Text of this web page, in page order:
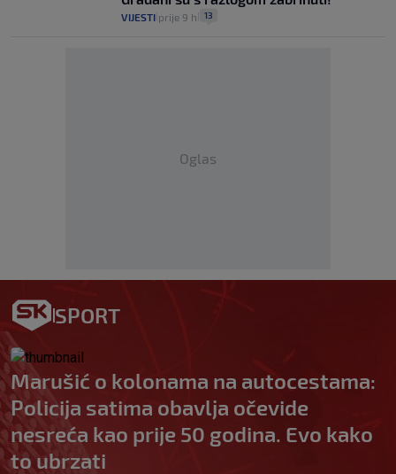
VIJESTI prije 9 h 13
Oglas
SPORT
Marušić o kolonama na autocestama:
Policija satima obavlja očevide
nesreća kao prije 50 godina. Evo kako
to ubrzati